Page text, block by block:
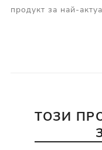
продукт за най-
ТОЗИ